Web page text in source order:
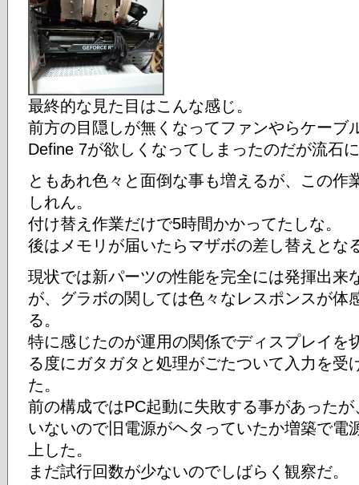
最終的な見た目はこんな感じ。
前方の目隠しが無くなってファンやらケーブ
Define 7が欲しくなってしまったのだが流石
ともあれ色々と面倒な事も増えるが、この作
しれん。
付け替え作業だけで5時間かかってたしな。
後はメモリが届いたらマザボの差し替えとな
現状では新パーツの性能を完全には発揮出来
が、グラボの関しては色々なレスポンスが体
る。
特に感じたのが運用の関係でディスプレイを
る度にガタガタと処理がごたついて入力を受
た。
前の構成ではPC起動に失敗する事があった
いないので旧電源がヘタっていたか増築で電
上した。
まだ試行回数が少ないのでしばらく観察だ。